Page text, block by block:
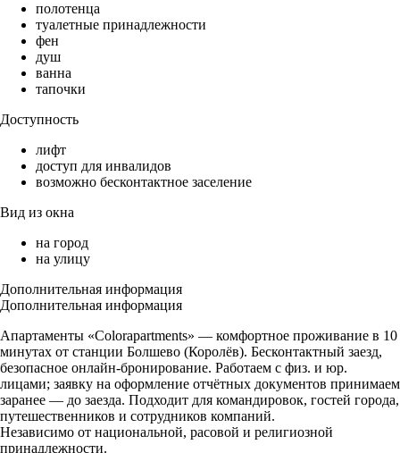
полотенца
туалетные принадлежности
фен
душ
ванна
тапочки
Доступность
лифт
доступ для инвалидов
возможно бесконтактное заселение
Вид из окна
на город
на улицу
Дополнительная информация
Дополнительная информация
Апартаменты «Сolorapartments» — комфортное проживание в 10
минутах от станции Болшево (Королёв). Бесконтактный заезд,
безопасное онлайн-бронирование. Работаем с физ. и юр.
лицами; заявку на оформление отчётных документов принимаем
заранее — до заезда. Подходит для командировок, гостей города,
путешественников и сотрудников компаний.
Независимо от национальной, расовой и религиозной
принадлежности.